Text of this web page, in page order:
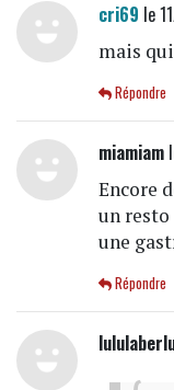
cri69 le
mais
Répondre
miamiam
Encore
un resto
une
Répondre